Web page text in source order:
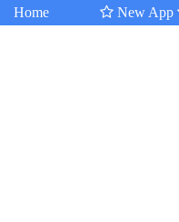
Home New App